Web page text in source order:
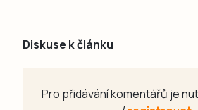
Diskuse k článku
Pro přidávání komentářů je